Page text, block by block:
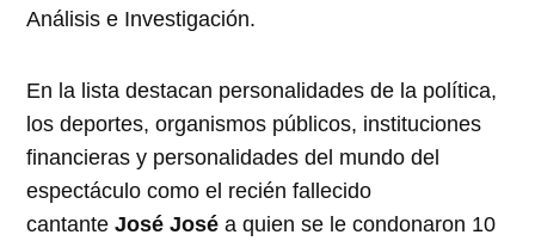
Análisis e Investigación.
En la lista destacan personalidades de la política,
los deportes, organismos públicos, instituciones
financieras y personalidades del mundo del
espectáculo como el recién fallecido
cantanteJosé José a quien se le condonaron 10